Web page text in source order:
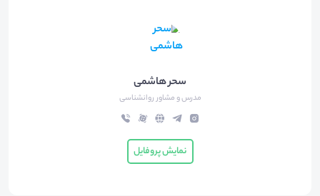
سحر هاشمی
مدرس و مشاور روانشناسی
نمایش پروفایل